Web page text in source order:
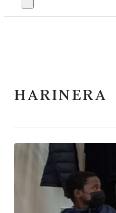
HARINERA